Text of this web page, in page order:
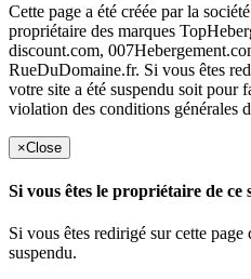
Cette page a été créée par la
propriétaire des marques
discount.com,
RueDuDomaine.fr. Si vous êtes
votre site a été suspendu soit pour
violation des conditions générales
×Close
Si vous êtes le propriétaire de ce
Si vous êtes redirigé sur cette page
suspendu.